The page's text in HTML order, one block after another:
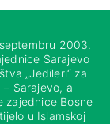
2003.
Sarajevo
„Jedileri“ za
Sarajevo, a
zajednice Bosne
u Islamskoj